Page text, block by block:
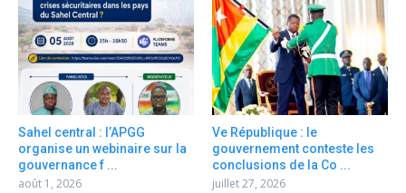
Sahel central : l’APGG
organise un webinaire sur la
gouvernance f ...
août 1, 2026
Ve République : le
gouvernement conteste les
conclusions de la Co ...
juillet 27, 2026